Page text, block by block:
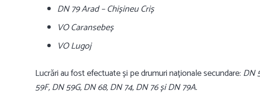
DN 79 Arad – Chișineu Criș
VO Caransebeș
VO Lugoj
Lucrări au fost efectuate și pe drumuri naționale secundare: DN
59F, DN 59G, DN 68, DN 74, DN 76 și DN 79A.